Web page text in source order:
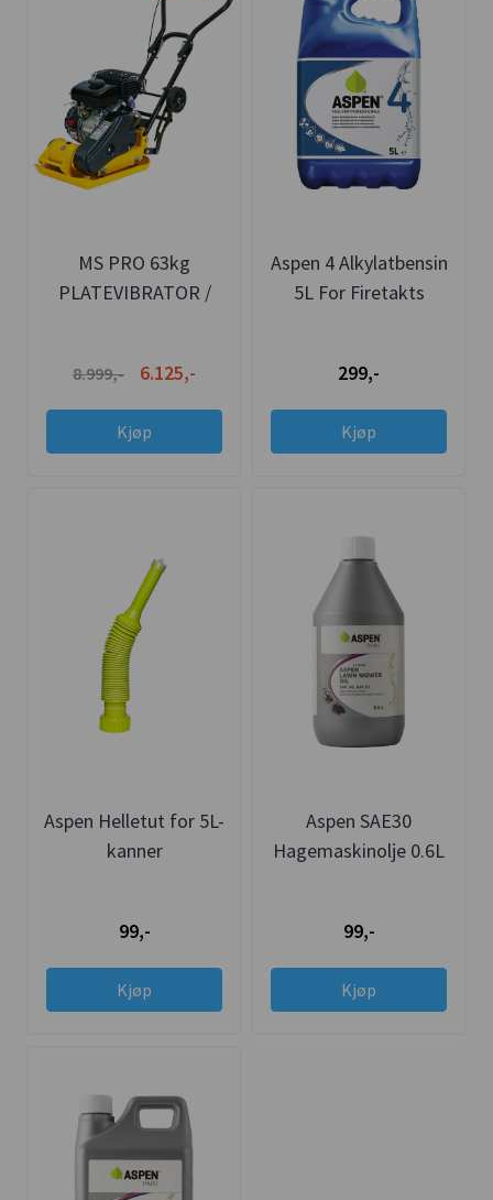
MS PRO 63kg
PLATEVIBRATOR /
HJUL
8.999,- 6.125,-
Kjøp
Aspen 4 Alkylatbensin
5L For Firetakts
299,-
Kjøp
Aspen Helletut for 5L-
kanner
99,-
Kjøp
Aspen SAE30
Hagemaskinolje 0.6L
99,-
Kjøp